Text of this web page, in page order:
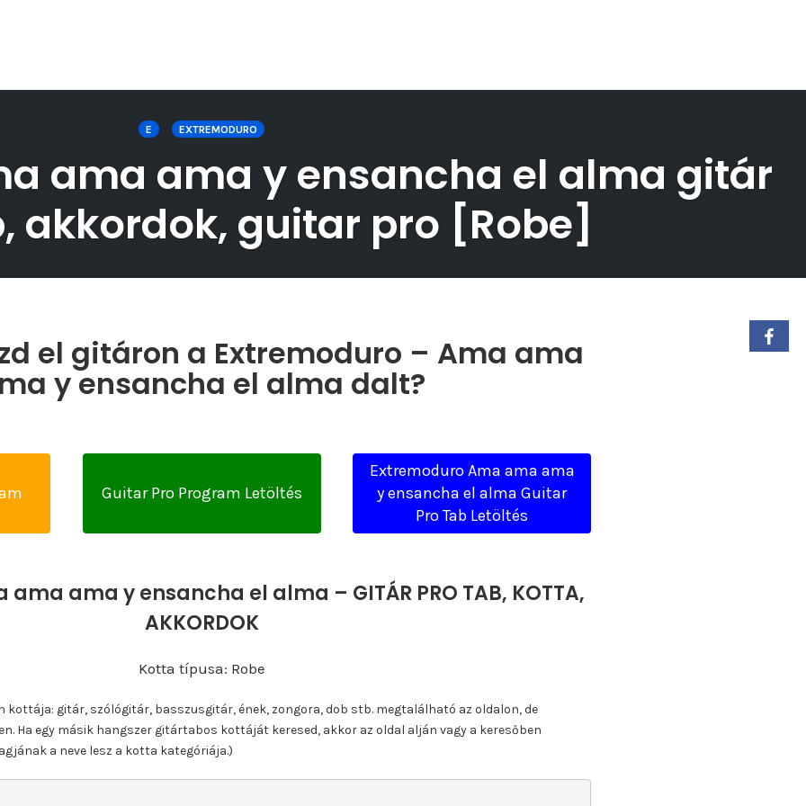
E EXTREMODURO
ama ama y ensancha el alma gitár
akkordok, guitar pro [Robe]
el gitáron a Extremoduro – Ama ama
y ensancha el alma dalt?
Guitar Pro Program Letöltés
Extremoduro Ama ama ama
y ensancha el alma Guitar
Pro Tab Letöltés
ama y ensancha el alma – GITÁR PRO TAB, KOTTA,
AKKORDOK
Kotta típusa: Robe
kottája: gitár, szólógitár, basszusgitár, ének, zongora, dob stb. megtalálható az oldalon, de
Ha egy másik hangszer gitártabos kottáját keresed, akkor az oldal alján vagy a keresőben
a neve lesz a kotta kategóriája.)